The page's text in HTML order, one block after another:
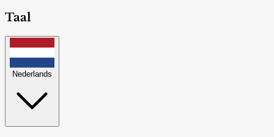
Taal
Nederlands